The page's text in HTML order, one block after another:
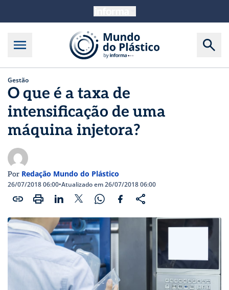
Gestão
O que é a taxa de
intensificação de uma
máquina injetora?
Por Redação Mundo do Plástico
26/07/2018 06:00•Atualizado em 26/07/2018 06:00